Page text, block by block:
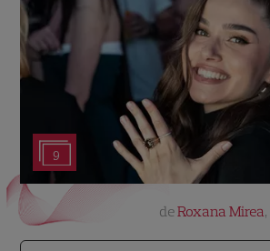
9
deRoxana Mirea,